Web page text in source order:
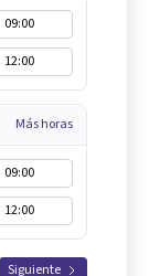
09:00
12:00
Más horas
09:00
12:00
Siguiente